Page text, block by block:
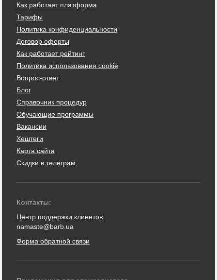
Как работает платформа
Тарифы
Политика конфиденциальности
Договор оферты
Как работает рейтинг
Политика использования cookie
Вопрос-ответ
Блог
Справочник процедур
Обучающие программы
Вакансии
Хештеги
Карта сайта
Скидки в телеграм
Контакты:
Центр поддержки клиентов:
namaste@barb.ua
Форма обратной связи